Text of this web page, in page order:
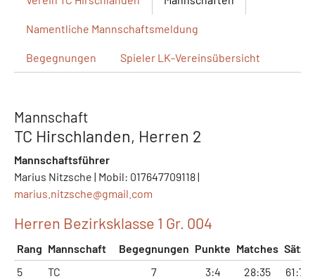
Namentliche Mannschaftsmeldung
Begegnungen Spieler LK-Vereinsübersicht
Mannschaft
TC Hirschlanden, Herren 2
Mannschaftsführer
Marius Nitzsche | Mobil: 017647709118 |
marius.nitzsche@gmail.com
Herren Bezirksklasse 1 Gr. 004
Rang Mannschaft Begegnungen Punkte Matches Sätze
5
TC
7 3:4 28:35 61:73